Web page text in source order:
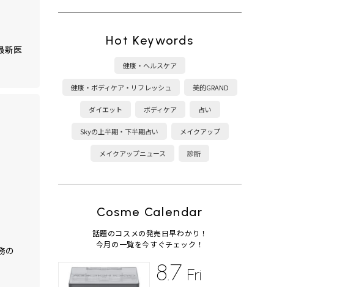
新医
の
Hot Keywords
健康・ヘルスケア
健康・ボディケア・リフレッシュ 美的GRAND
ダイエット ボディケア 占い
Skyの上半期・下半期占い メイクアップ
メイクアップニュース 診断
Cosme Calendar
話題のコスメの発売日早わかり！
今月の一覧を今すぐチェック！
8.7 Fri